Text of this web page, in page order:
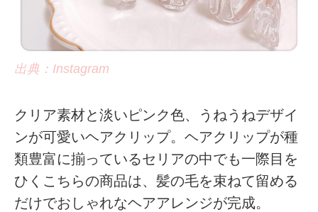
出典：Instagram
クリア素材と淡いピンク色、うねうねデザイ
ンが可愛いヘアクリップ。ヘアクリップが種
類豊富に揃っているセリアの中でも一際目を
ひくこちらの商品は、髪の毛を束ねて留める
だけでおしゃれなヘアアレンジが完成。